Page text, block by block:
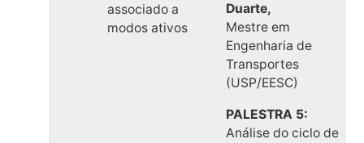
Duarte,
Mestre em
Engenharia de
Transportes
(USP/EESC)
PALESTRA 5:
Análise do ciclo de
associado a
modos ativos